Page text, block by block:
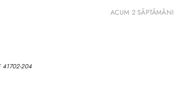
41702-204
ACUM 2 SĂPTĂMÂNI